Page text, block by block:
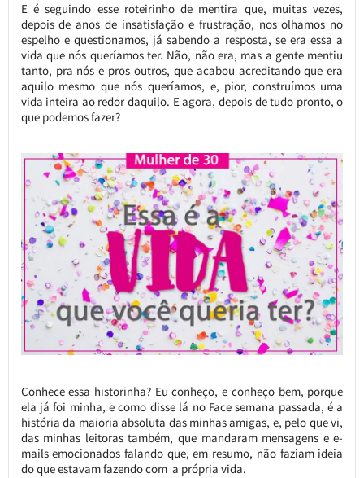
E é seguindo esse roteirinho de mentira que, muitas vezes,
depois de anos de insatisfação e frustração, nos olhamos no
espelho e questionamos, já sabendo a resposta, se era essa a
vida que nós queríamos ter. Não, não era, mas a gente mentiu
tanto, pra nós e pros outros, que acabou acreditando que era
aquilo mesmo que nós queríamos, e, pior, construímos uma
vida inteira ao redor daquilo. E agora, depois de tudo pronto, o
que podemos fazer?
Conhece essa historinha? Eu conheço, e conheço bem, porque
ela já foi minha, e como disse lá no Face semana passada, é a
história da maioria absoluta das minhas amigas, e, pelo que vi,
das minhas leitoras também, que mandaram mensagens e e-
mails emocionados falando que, em resumo, não faziam ideia
do que estavam fazendo com a própria vida.